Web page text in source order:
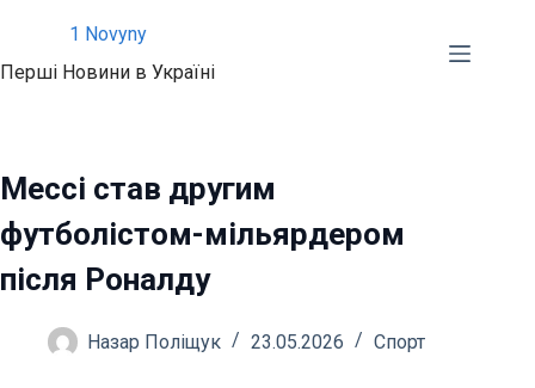
вмісту
1 Novyny
Перші Новини в Україні
Мессі став другим
футболістом-мільярдером
після Роналду
Назар Поліщук 23.05.2026 Спорт